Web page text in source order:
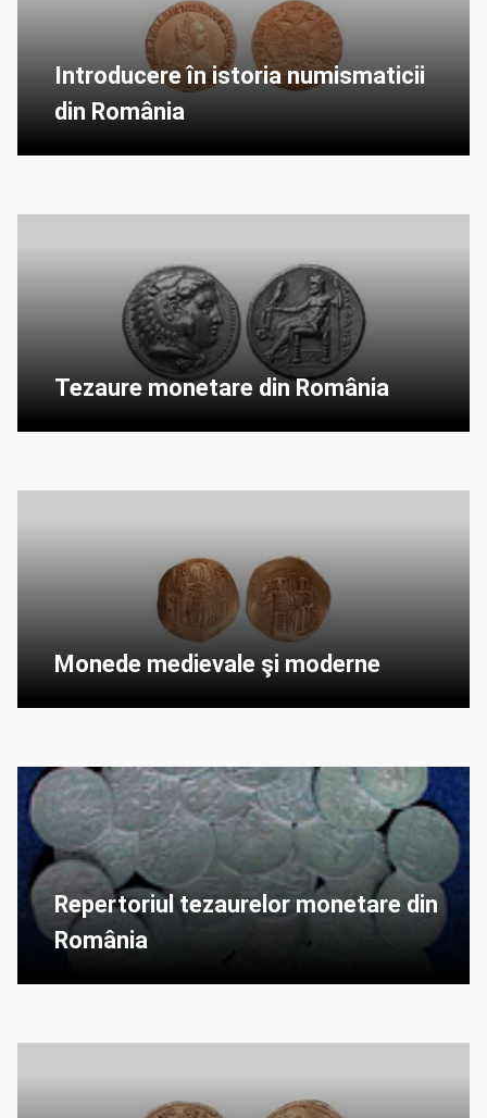
Introducere în istoria numismaticii
din România
Tezaure monetare din România
Monede medievale şi moderne
Repertoriul tezaurelor monetare din
România